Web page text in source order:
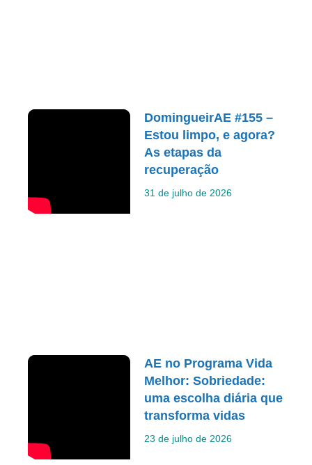
DomingueirAE #155 –
Estou limpo, e agora?
As etapas da
recuperação
31 de julho de 2026
AE no Programa Vida
Melhor: Sobriedade:
uma escolha diária que
transforma vidas
23 de julho de 2026